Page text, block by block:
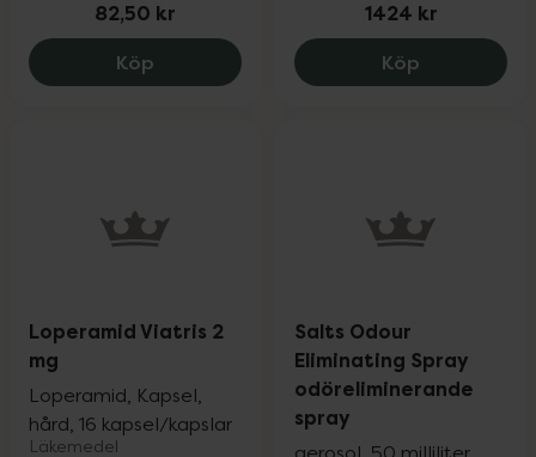
82,50 kr
Köp Brava Barriärkräm barriärkräm, 82.5 kr.
1424 kr
Köp SenSura
Loperamid Viatris 2
mg
Loperamid, Kapsel,
hård, 16 kapsel/kapslar
Läkemedel
Salts Odour
Eliminating Spray
odöreliminerande
spray
aerosol, 50 milliliter